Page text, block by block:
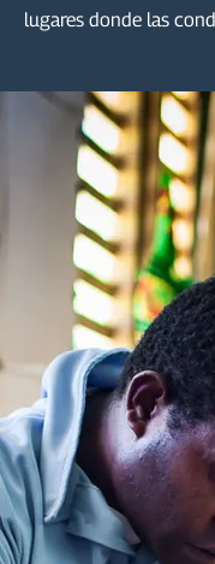
lugares donde las